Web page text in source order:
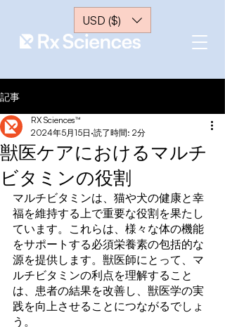
USD ($)
記事
獣医ケアにおけるマルチ
ビタミンの役割
RX Sciences™
2024年5月15日 読了時間: 2分
マルチビタミンは、猫や犬の健康と幸
福を維持する上で重要な役割を果たし
ています。これらは、様々な体の機能
をサポートする必須栄養素の包括的な
源を提供します。獣医師にとって、マ
ルチビタミンの利点を理解すること
は、患者の結果を改善し、獣医学の実
践を向上させることにつながるでしょ
う。